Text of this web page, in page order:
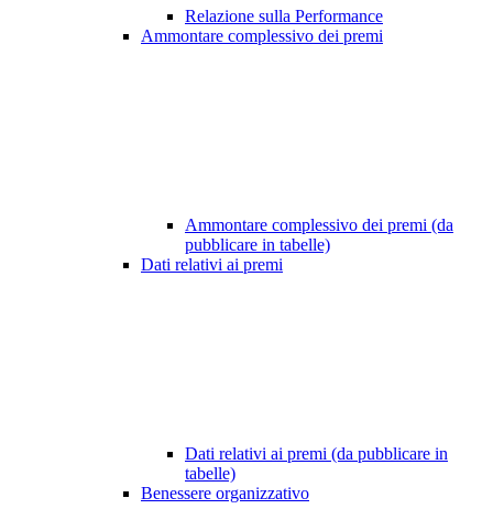
Relazione sulla Performance
Ammontare complessivo dei premi
Ammontare complessivo dei premi (da
pubblicare in tabelle)
Dati relativi ai premi
Dati relativi ai premi (da pubblicare in
tabelle)
Benessere organizzativo